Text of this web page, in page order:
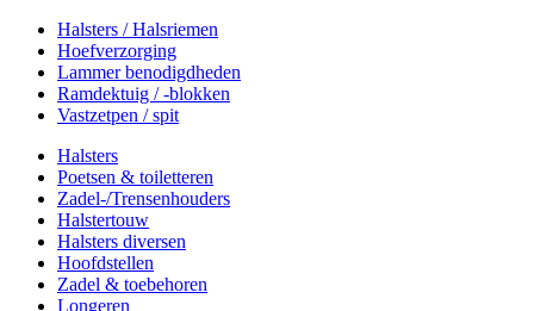
Halsters / Halsriemen
Hoefverzorging
Lammer benodigdheden
Ramdektuig / -blokken
Vastzetpen / spit
Halsters
Poetsen & toiletteren
Zadel-/Trensenhouders
Halstertouw
Halsters diversen
Hoofdstellen
Zadel & toebehoren
Longeren